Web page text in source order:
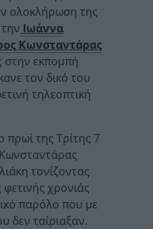
ολοκλήρωση της
Ιωάννα
Κωνσταντάρας
στην εκπομπή
τον δικό του
τηλεοπτική
πρωί της Τρίτης 7
τονίζοντας
χρονιάς
παρόλο που με
δεν ταίριαξαν.